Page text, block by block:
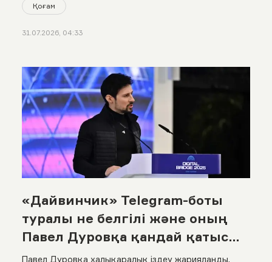
Қоғам
31.07.2026, 04:33
«Дайвинчик» Telegram-боты
туралы не белгілі және оның
Павел Дуровқа қандай қатысы
бар?
Павел Дуровқа халықаралық іздеу жарияланды.